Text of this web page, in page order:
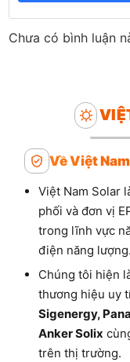
Chưa có bình luận
Về Việt
Việt Nam Solar
phối và đơn vị
trong lĩnh vực
điện năng lượng.
Chúng tôi hiện
thương hiệu uy
Sigenergy,
Anker Solix
trên thị trường.